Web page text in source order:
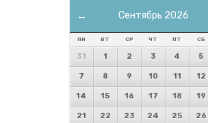
← Сентябрь 2026
ПН ВТ СР ЧТ ПТ СБ
31 1 2 3 4 5
7 8 9 10 11 12
14 15 16 17 18 19
21 22 23 24 25 26